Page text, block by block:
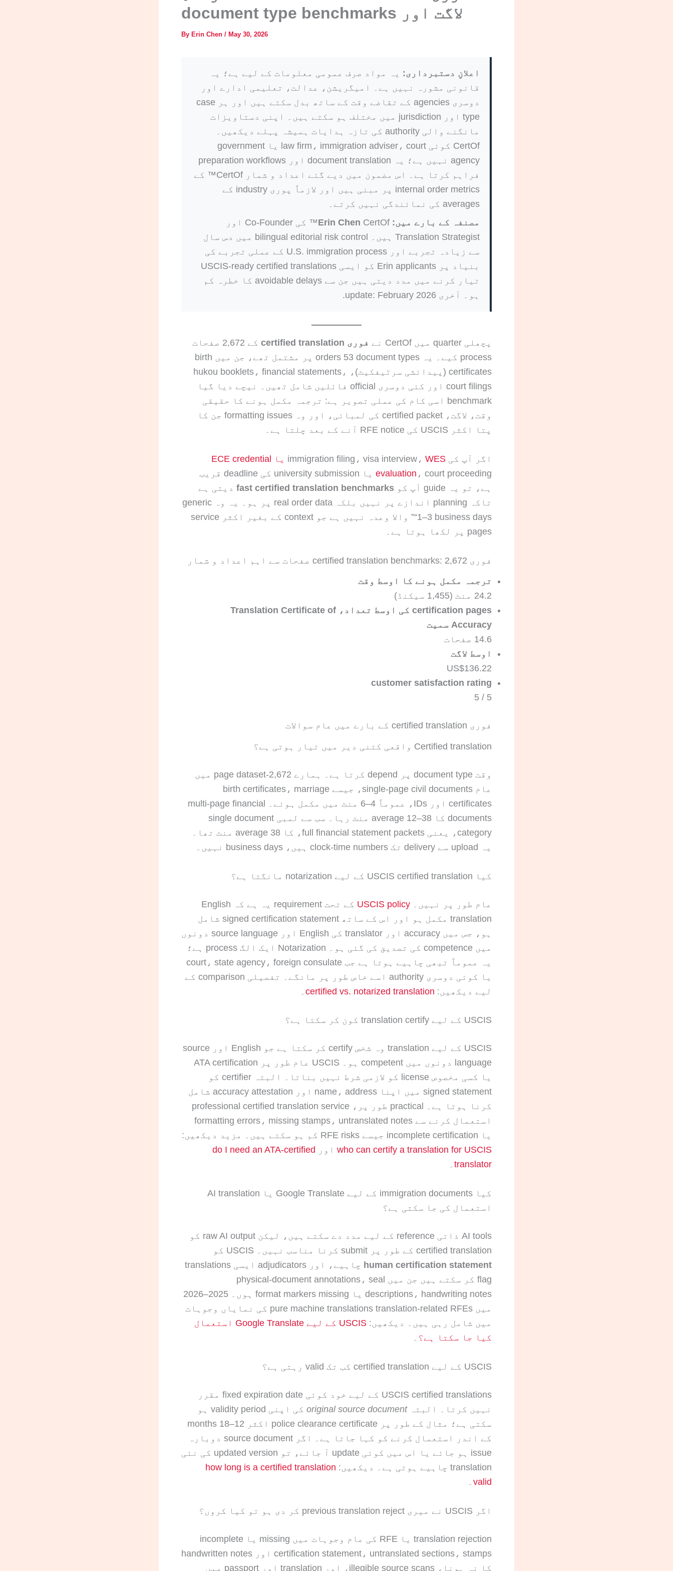
لاگت اور document type benchmarks
By Erin Chen / May 30, 2026
اعلانِ دستبرداری: یہ مواد صرف عمومی معلومات کے لیے ہے؛ یہ
قانونی مشورہ نہیں ہے۔ امیگریشن، عدالت، تعلیمی ادارے اور
دوسری agencies کے تقاضے وقت کے ساتھ بدل سکتے ہیں اور ہر case
type اور jurisdiction میں مختلف ہو سکتے ہیں۔ اپنی دستاویزات
مانگنے والی authority کی تازہ ہدایات ہمیشہ پہلے دیکھیں۔
CertOf کوئی law firm، immigration adviser، court یا government
agency نہیں ہے؛ یہ document translation اور preparation workflows
فراہم کرتا ہے۔ اس مضمون میں دیے گئے اعداد و شمار CertOf™ کے
internal order metrics پر مبنی ہیں اور لازماً پوری industry کے
averages کی نمائندگی نہیں کرتے۔
مصنفہ کے بارے میں:
Erin Chen
CertOf™ کی Co-Founder اور
Translation Strategist ہیں۔ bilingual editorial risk control میں دس سال
سے زیادہ تجربے اور U.S. immigration process کے عملی تجربے کی
بنیاد پر Erin applicants کو ایسی USCIS-ready certified translations
تیار کرنے میں مدد دیتی ہیں جن سے avoidable delays کا خطرہ کم
ہو۔ آخری update: February 2026.
پچھلی quarter میں CertOf نے فوری certified translation
کے 2,672 صفحات
process کیے۔ یہ orders 53 document types پر مشتمل تھے، جن میں birth
certificates (پیدائشی سرٹیفکیٹ)، hukou booklets، financial statements،
court filings اور کئی دوسری official فائلیں شامل تھیں۔ نیچے دیا گیا
benchmark اسی کام کی عملی تصویر ہے: ترجمہ مکمل ہونے کا حقیقی
وقت، لاگت، certified packet کی لمبائی، اور وہ formatting issues جن کا
پتا اکثر USCIS کی RFE notice آنے کے بعد چلتا ہے۔
اگر آپ کی immigration filing، visa interview،
WES یا ECE credential
evaluation
، court proceeding یا university submission کی deadline قریب
ہے، تو یہ guide آپ کو
fast certified translation benchmarks دیتی ہے
تاکہ planning اندازے پر نہیں بلکہ real order data پر ہو۔ یہ وہ generic
“1–3 business days” والا وعدہ نہیں ہے جو context کے بغیر اکثر service
pages پر لکھا ہوتا ہے۔
فوری certified translation benchmarks: 2,672 صفحات سے اہم اعداد و شمار
ترجمہ مکمل ہونے کا اوسط وقت
24.2 منٹ (1,455 سیکنڈ)
certification pages کی اوسط تعداد، Translation Certificate of
Accuracy سمیت
14.6 صفحات
اوسط لاگت
US$136.22
customer satisfaction rating
5 / 5
فوری certified translation کے بارے میں عام سوالات
Certified translation واقعی کتنی دیر میں تیار ہوتی ہے؟
وقت document type پر depend کرتا ہے۔ ہمارے 2,672-page dataset میں
عام single-page civil documents، جیسے birth certificates، marriage
certificates اور IDs، عموماً 4–6 منٹ میں مکمل ہوئے۔ multi-page financial
documents کا average 12–38 منٹ رہا۔ سب سے لمبی single document
category، یعنی full financial statement packets، کا average 38 منٹ تھا۔
یہ upload سے delivery تک clock-time numbers ہیں، business days نہیں۔
کیا USCIS certified translation کے لیے notarization مانگتا ہے؟
عام طور پر نہیں۔ USCIS policy
کے تحت requirement یہ ہے کہ English
translation مکمل ہو اور اس کے ساتھ signed certification statement شامل
ہو، جس میں accuracy اور translator کی English اور source language دونوں
میں competence کی تصدیق کی گئی ہو۔ Notarization ایک الگ process ہے؛
یہ عموماً تبھی چاہیے ہوتا ہے جب court، state agency، foreign consulate
یا کوئی دوسری authority اسے خاص طور پر مانگے۔ تفصیلی comparison کے
لیے دیکھیں: certified vs. notarized translation
USCIS کے لیے translation certify کون کر سکتا ہے؟
USCIS کے لیے translation وہ شخص certify کر سکتا ہے جو English اور source
language دونوں میں competent ہو۔ USCIS عام طور پر ATA certification
یا کسی مخصوص license کو لازمی شرط نہیں بناتا۔ البتہ certifier کو
signed statement میں اپنا name، address اور accuracy attestation شامل
کرنا ہوتا ہے۔ practical طور پر، professional certified translation service
استعمال کرنے سے formatting errors، missing stamps، untranslated notes
یا incomplete certification جیسے RFE risks کم ہو سکتے ہیں۔ مزید دیکھیں:
who can certify a translation for USCIS اور do I need an ATA-certified
translator ۔
کیا immigration documents کے لیے Google Translate یا AI translation
استعمال کی جا سکتی ہے؟
AI tools ذاتی reference کے لیے مدد دے سکتے ہیں، لیکن raw AI output کو
certified translation کے طور پر submit کرنا مناسب نہیں۔ USCIS کو
human certification statement
چاہیے، اور adjudicators ایسی translations
flag کر سکتے ہیں جن میں physical-document annotations، seal
descriptions، handwriting notes یا format markers missing ہوں۔ 2025–2026
میں pure machine translations translation-related RFEs کی نمایاں وجوہات
میں شامل رہی ہیں۔ دیکھیں:
USCIS کے لیے Google Translate استعمال
کیا جا سکتا ہے؟ ۔
USCIS کے لیے certified translation کب تک valid رہتی ہے؟
USCIS certified translations کے لیے خود کوئی fixed expiration date مقرر
نہیں کرتا۔ البتہoriginal source document
کی اپنی validity period ہو
سکتی ہے؛ مثال کے طور پر police clearance certificate اکثر 12–18 months
کے اندر استعمال کرنے کو کہا جاتا ہے۔ اگر source document دوبارہ
issue ہو جائے یا اس میں کوئی update آ جائے، تو updated version کی نئی
translation چاہیے ہوتی ہے۔ دیکھیں:
how long is a certified translation
valid
اگر USCIS نے میری previous translation reject کر دی ہو تو کیا کروں؟
translation rejection یا RFE کی عام وجوہات میں missing یا incomplete
certification statement، untranslated sections، stamps اور handwritten notes
کا نہ ہونا، illegible source scans، اور translation اور passport میں